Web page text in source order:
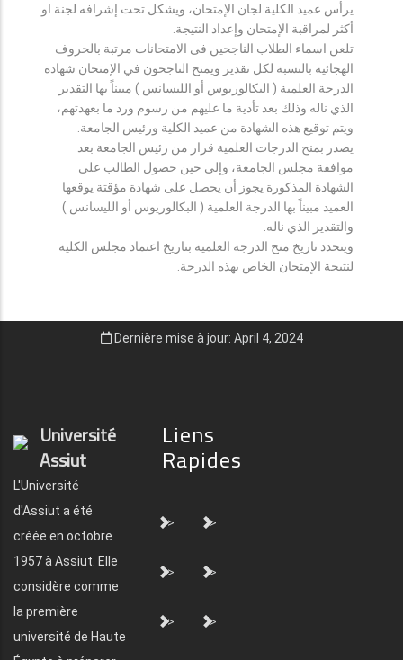
يرأس عميد الكلية لجان الإمتحان، ويشكل تحت إشرافه لجنة او
أكثر لمراقبة الإمتحان وإعداد النتيجة.
تلعن اسماء الطلاب الناجحين فى الامتحانات مرتبة بالحروف
الهجائيه بالنسبة لكل تقدير ويمنح الناجحون في الإمتحان شهادة
الدرجة العلمية ( البكالوريوس أو الليسانس ) مبيناً بها التقدير
الذي ناله وذلك بعد تأدية ما عليهم من رسوم ورد ما بعهدتهم،
ويتم توقيع هذه الشهادة من عميد الكلية ورئيس الجامعة.
يصدر بمنح الدرجات العلمية قرار من رئيس الجامعة بعد
موافقة مجلس الجامعة، وإلى حين حصول الطالب على
الشهادة المذكورة يجوز أن يحصل على شهادة مؤقتة يوقعها
العميد مبيناً بها الدرجة العلمية ( البكالوريوس أو الليسانس )
والتقدير الذي ناله.
ويتحدد تاريخ منح الدرجة العلمية بتاريخ اعتماد مجلس الكلية
لنتيجة الإمتحان الخاص بهذه الدرجة.
Dernière mise à jour: April 4, 2024
Université
Assiut
L'Université
d'Assiut a été
créée en octobre
1957 à Assiut. Elle
considère comme
la première
université de Haute
Liens
Rapides
"> ">
"> ">
"> ">